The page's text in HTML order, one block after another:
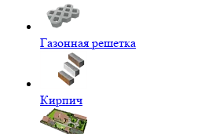
Газонная решетка
Кирпич